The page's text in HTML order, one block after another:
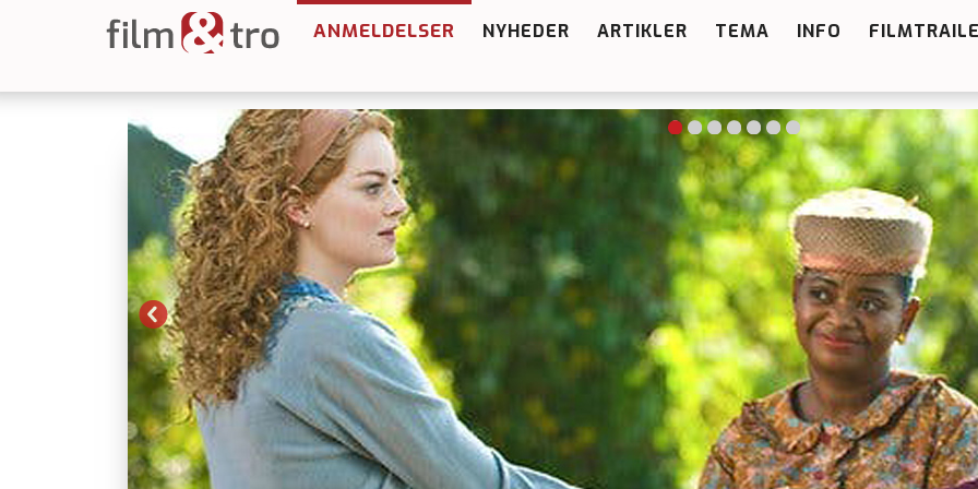
ANMELDELSER NYHEDER ARTIKLER TEMA INFO